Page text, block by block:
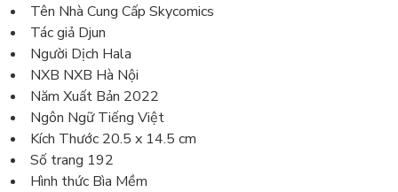
Tên Nhà Cung Cấp Skycomics
Tác giả Djun
Người Dịch Hala
NXB NXB Hà Nội
Năm Xuất Bản 2022
Ngôn Ngữ Tiếng Việt
Kích Thước 20.5 x 14.5 cm
Số trang 192
Hình thức Bìa Mềm